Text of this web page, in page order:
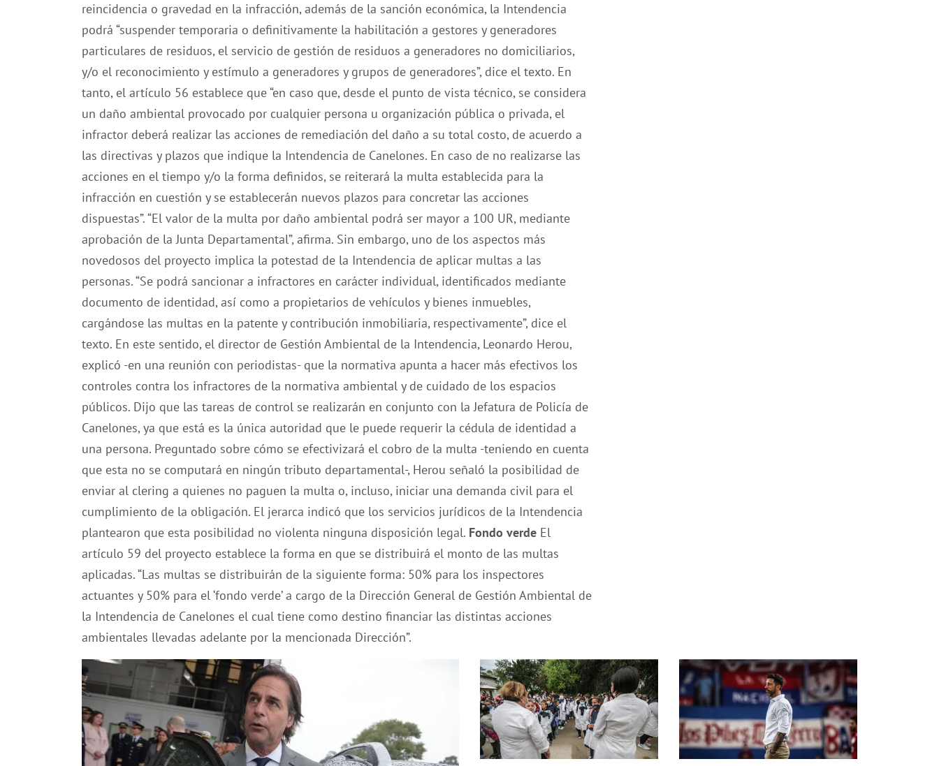
reincidencia o gravedad en la infracción, además de la sanción económica, la Intendencia
podrá “suspender temporaria o definitivamente la habilitación a gestores y generadores
particulares de residuos, el servicio de gestión de residuos a generadores no domiciliarios,
y/o el reconocimiento y estímulo a generadores y grupos de generadores”, dice el texto. En
tanto, el artículo 56 establece que “en caso que, desde el punto de vista técnico, se considera
un daño ambiental provocado por cualquier persona u organización pública o privada, el
infractor deberá realizar las acciones de remediación del daño a su total costo, de acuerdo a
las directivas y plazos que indique la Intendencia de Canelones. En caso de no realizarse las
acciones en el tiempo y/o la forma definidos, se reiterará la multa establecida para la
infracción en cuestión y se establecerán nuevos plazos para concretar las acciones
dispuestas”. “El valor de la multa por daño ambiental podrá ser mayor a 100 UR, mediante
aprobación de la Junta Departamental”, afirma. Sin embargo, uno de los aspectos más
novedosos del proyecto implica la potestad de la Intendencia de aplicar multas a las
personas. “Se podrá sancionar a infractores en carácter individual, identificados mediante
documento de identidad, así como a propietarios de vehículos y bienes inmuebles,
cargándose las multas en la patente y contribución inmobiliaria, respectivamente”, dice el
texto. En este sentido, el director de Gestión Ambiental de la Intendencia, Leonardo Herou,
explicó -en una reunión con periodistas- que la normativa apunta a hacer más efectivos los
controles contra los infractores de la normativa ambiental y de cuidado de los espacios
públicos. Dijo que las tareas de control se realizarán en conjunto con la Jefatura de Policía de
Canelones, ya que está es la única autoridad que le puede requerir la cédula de identidad a
una persona. Preguntado sobre cómo se efectivizará el cobro de la multa -teniendo en cuenta
que esta no se computará en ningún tributo departamental-, Herou señaló la posibilidad de
enviar al clering a quienes no paguen la multa o, incluso, iniciar una demanda civil para el
cumplimiento de la obligación. El jerarca indicó que los servicios jurídicos de la Intendencia
plantearon que esta posibilidad no violenta ninguna disposición legal. Fondo verde El
artículo 59 del proyecto establece la forma en que se distribuirá el monto de las multas
aplicadas. “Las multas se distribuirán de la siguiente forma: 50% para los inspectores
actuantes y 50% para el ‘fondo verde’ a cargo de la Dirección General de Gestión Ambiental de
la Intendencia de Canelones el cual tiene como destino financiar las distintas acciones
ambientales llevadas adelante por la mencionada Dirección”.